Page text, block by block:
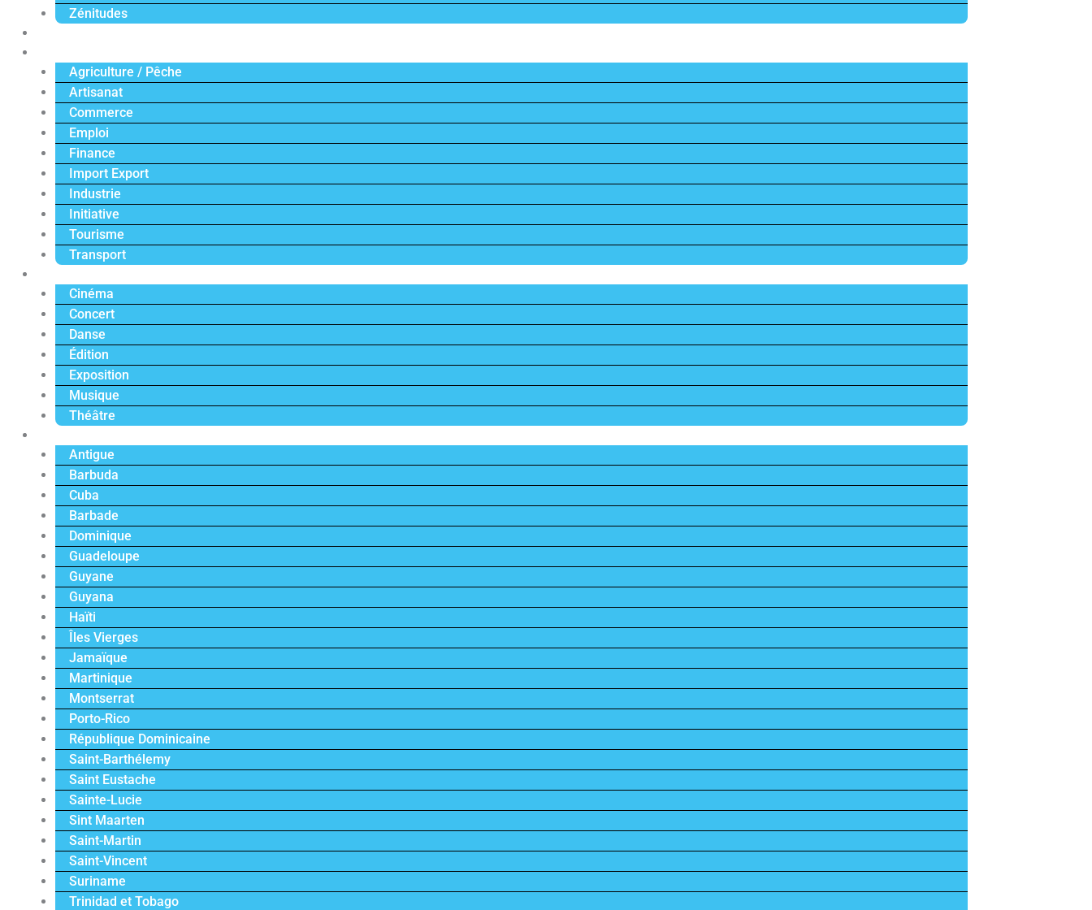
Zénitudes
Agriculture / Pêche
Artisanat
Commerce
Emploi
Finance
Import Export
Industrie
Initiative
Tourisme
Transport
Cinéma
Concert
Danse
Édition
Exposition
Musique
Théâtre
Antigue
Barbuda
Cuba
Barbade
Dominique
Guadeloupe
Guyane
Guyana
Haïti
Îles Vierges
Jamaïque
Martinique
Montserrat
Porto-Rico
République Dominicaine
Saint-Barthélemy
Saint Eustache
Sainte-Lucie
Sint Maarten
Saint-Martin
Saint-Vincent
Suriname
Trinidad et Tobago